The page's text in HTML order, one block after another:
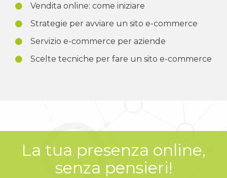
Vendita online: come iniziare
Strategie per avviare un sito e-commerce
Servizio e-commerce per aziende
Scelte tecniche per fare un sito e-commerce
La tua presenza online,
senza pensieri!